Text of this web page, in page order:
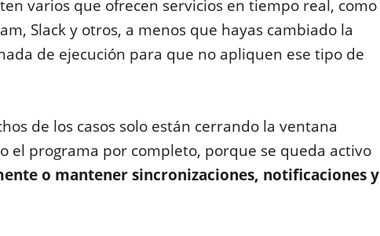
varios que ofrecen servicios en tiempo real, como
Slack y otros, a menos que hayas cambiado la
de ejecución para que no apliquen ese tipo de
de los casos solo están cerrando la ventana
el programa por completo, porque se queda activo
o mantener sincronizaciones, notificaciones y